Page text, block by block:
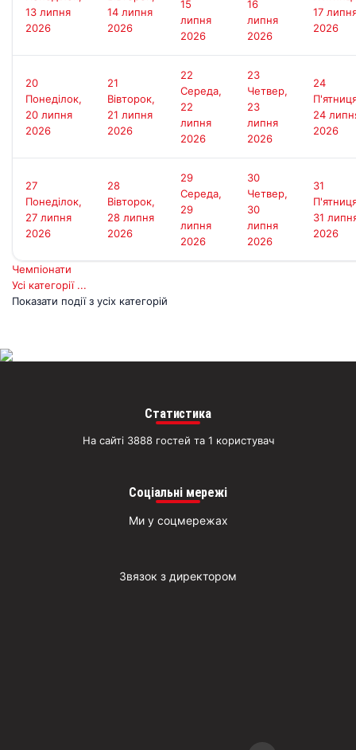
13 липня
2026
14 липня
2026
15
липня
2026
16
липня
2026
17
2026
20
Понеділок,
20 липня
2026
21
Вівторок,
21 липня
2026
22
Середа,
22
липня
2026
23
Четвер,
23
липня
2026
24
24
2026
27
Понеділок,
27 липня
2026
28
Вівторок,
28 липня
2026
29
Середа,
29
липня
2026
30
Четвер,
30
липня
2026
31
31
2026
Чемпіонати
Усі категорії ...
Показати події з усіх категорій
Статистика
На сайті 3888 гостей та 1 користувач
Соціальні мережі
Ми у соцмережах
Звязок з директором